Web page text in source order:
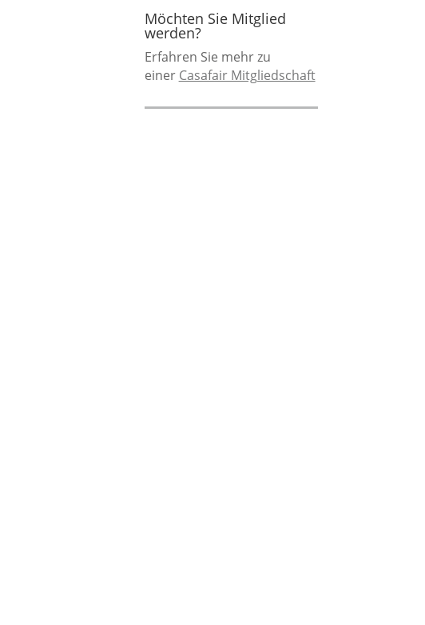
Möchten Sie Mitglied
werden?
Erfahren Sie mehr zu
einer Casafair Mitgliedschaft